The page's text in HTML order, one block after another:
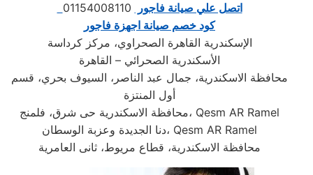
اتصل علي صيانة فاجور
كود خصم صيانة اجهزة فاجور
الإسكندرية القاهرة الصحراوي، مركز كرداسة
الأسكندرية الصحرائي – القاهرة
محافظة الاسكندرية، جمال عبد الناصر، السيوف بحري، قسم
أول المنتزة
محافظة الاسكندرية حى شرق، فلمنج، Qesm AR Ramel
دنا الجديدة وعزبة الوسطان، Qesm AR Ramel
محافظة الاسكندرية، قطاع مريوط، ثانى العامرية